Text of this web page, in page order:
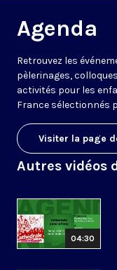
Agenda
Retrouvez les
pèlerinages,
activités pour les
France sélectionnés
Visiter la page
Autres vidéos
04:30